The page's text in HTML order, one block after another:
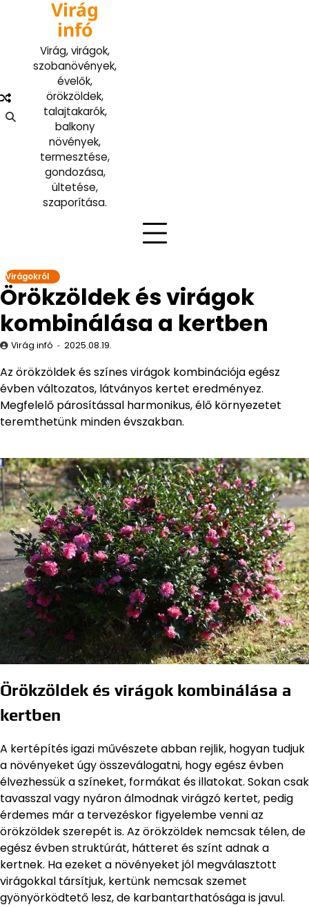
Virág
infó
Virág, virágok,
szobanövények,
évelők,
örökzöldek,
talajtakarók,
balkony
növények,
termesztése,
gondozása,
ültetése,
szaporítása.
Virágokról
Örökzöldek és virágok
kombinálása a kertben
Virág infó 2025.08.19.
Az örökzöldek és színes virágok kombinációja egész
évben változatos, látványos kertet eredményez.
Megfelelő párosítással harmonikus, élő környezetet
teremthetünk minden évszakban.
Örökzöldek és virágok kombinálása a
kertben
A kertépítés igazi művészete abban rejlik, hogyan tudjuk
a növényeket úgy összeválogatni, hogy egész évben
élvezhessük a színeket, formákat és illatokat. Sokan csak
tavasszal vagy nyáron álmodnak virágzó kertet, pedig
érdemes már a tervezéskor figyelembe venni az
örökzöldek szerepét is. Az örökzöldek nemcsak télen, de
egész évben struktúrát, hátteret és színt adnak a
kertnek. Ha ezeket a növényeket jól megválasztott
virágokkal társítjuk, kertünk nemcsak szemet
gyönyörködtető lesz, de karbantarthatósága is javul.